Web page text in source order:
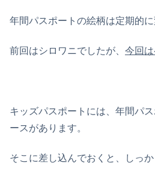
年間パスポートの絵柄は定期的に
前回はシロワニでしたが、 今回
キッズパスポートには、年間パ
ースがあります。
そこに差し込んでおくと、しっ